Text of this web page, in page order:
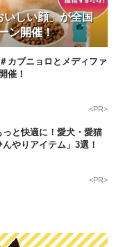
しい顔」が全国
ン開催！
カブニョロとメディファ
催！
<PR>
と快適に！愛犬・愛猫
やりアイテム」3選！
<PR>